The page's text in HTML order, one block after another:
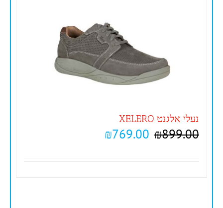
נעלי אלגנט XELERO
₪899.00
₪769.00